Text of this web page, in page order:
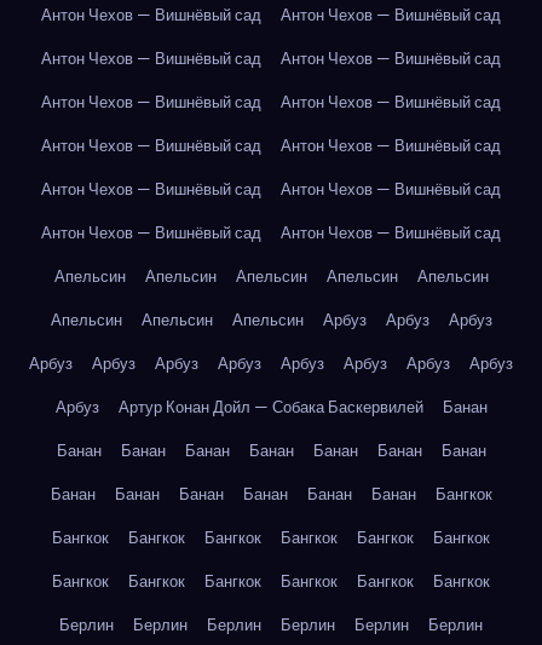
Антон Чехов — Вишнёвый сад
Антон Чехов — Вишнёвый сад
Антон Чехов — Вишнёвый сад
Антон Чехов — Вишнёвый сад
Антон Чехов — Вишнёвый сад
Антон Чехов — Вишнёвый сад
Антон Чехов — Вишнёвый сад
Антон Чехов — Вишнёвый сад
Антон Чехов — Вишнёвый сад
Антон Чехов — Вишнёвый сад
Антон Чехов — Вишнёвый сад
Антон Чехов — Вишнёвый сад
Апельсин
Апельсин Апельсин Апельсин
Апельсин
Апельсин
Апельсин Апельсин Арбуз Арбуз
Арбуз
Арбуз
Арбуз Арбуз Арбуз Арбуз Арбуз Арбуз
Арбуз
Арбуз
Артур Конан Дойл — Собака Баскервилей
Банан
Банан
Банан Банан Банан Банан Банан
Банан
Банан
Банан Банан Банан Банан Банан
Бангкок
Бангкок
Бангкок Бангкок Бангкок Бангкок
Бангкок
Бангкок
Бангкок Бангкок Бангкок Бангкок
Бангкок
Берлин
Берлин Берлин Берлин Берлин Берлин